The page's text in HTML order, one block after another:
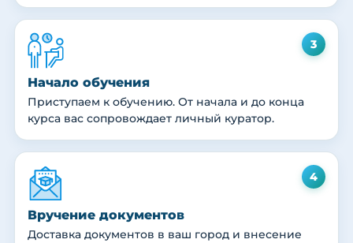
3
Начало обучения
Приступаем к обучению. От начала и до конца
курса вас сопровождает личный куратор.
4
Вручение документов
Доставка документов в ваш город и внесение